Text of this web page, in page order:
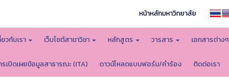
หน้าหลักมหาวิทยาลัย
ยวกับเรา เว็บไซต์สาขาวิชา หลักสูตร วารสาร เอกสารต่างๆ
รเปิดเผยข้อมูลสาธารณะ (ITA) ดาวน์โหลดแบบฟอร์ม/คำร้อง ติดต่อเรา